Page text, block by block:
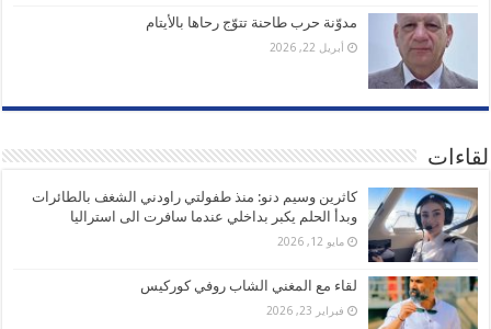
مدوّنة حرب طاحنة تتوّج رحاها بالأيتام
أبريل 22, 2026
لقاءات
كاثرين وسيم دنو: منذ طفولتي راودني الشغف بالطائرات
وبدأ الحلم يكبر بداخلي عندما سافرت الى استراليا
مايو 12, 2026
لقاء مع المغني الشاب روفي كوركيس
فبراير 23, 2026